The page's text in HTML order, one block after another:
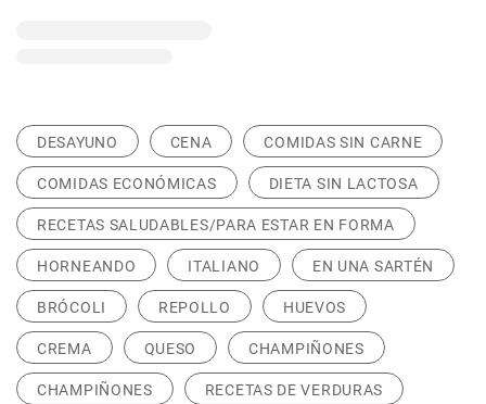
DESAYUNO CENA COMIDAS SIN CARNE
COMIDAS ECONÓMICAS DIETA SIN LACTOSA
RECETAS SALUDABLES/PARA ESTAR EN FORMA
HORNEANDO ITALIANO EN UNA SARTÉN
BRÓCOLI REPOLLO HUEVOS
CREMA QUESO CHAMPIÑONES
CHAMPIÑONES RECETAS DE VERDURAS